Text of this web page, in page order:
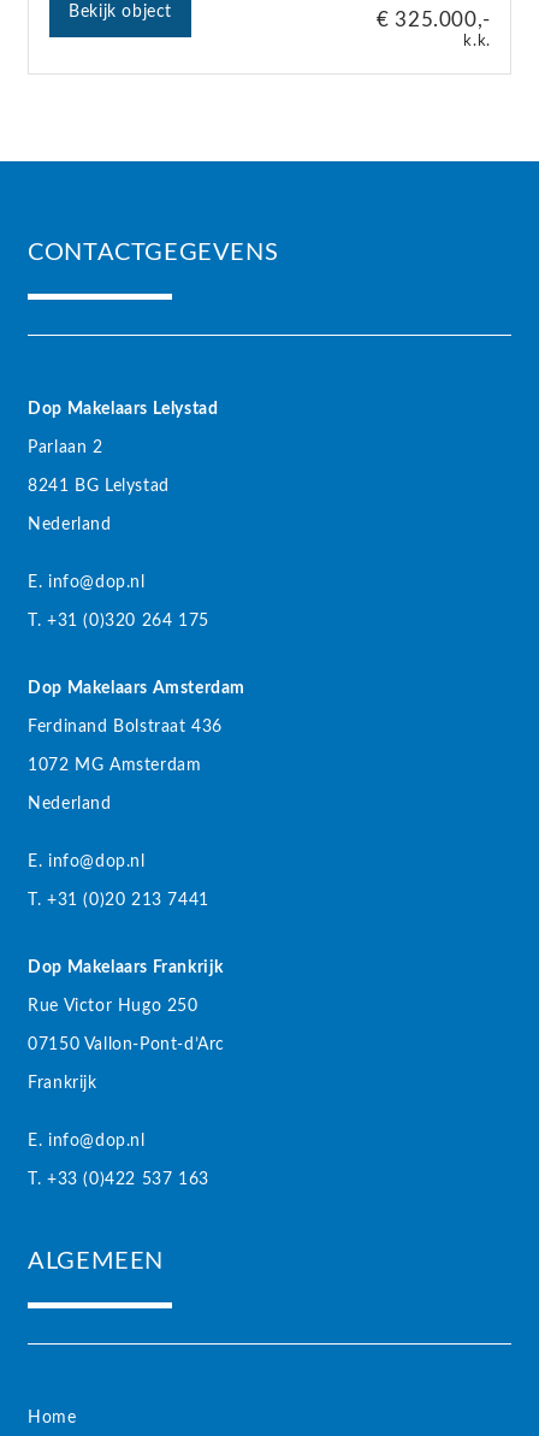
€ 325.000,-
k.k.
Bekijk object
CONTACTGEGEVENS
Dop Makelaars Lelystad
Parlaan 2
8241 BG Lelystad
Nederland
E. info@dop.nl
T. +31 (0)320 264 175
Dop Makelaars Amsterdam
Ferdinand Bolstraat 436
1072 MG Amsterdam
Nederland
E. info@dop.nl
T. +31 (0)20 213 7441
Dop Makelaars Frankrijk
Rue Victor Hugo 250
07150 Vallon-Pont-d’Arc
Frankrijk
E. info@dop.nl
T. +33 (0)422 537 163
ALGEMEEN
Home